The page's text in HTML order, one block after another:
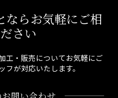
ならお気軽にご相
さい
工・販売についてお気軽にご
が対応いたします。